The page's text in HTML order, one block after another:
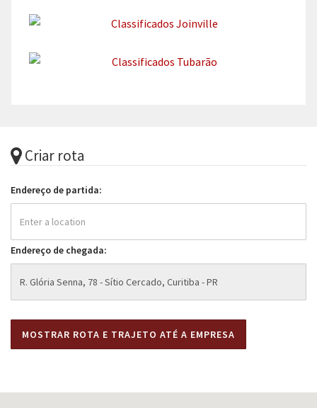
Criar rota
Endereço de partida:
Endereço de chegada: